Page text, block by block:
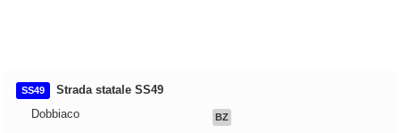
SS49
Strada statale SS49
Dobbiaco
BZ